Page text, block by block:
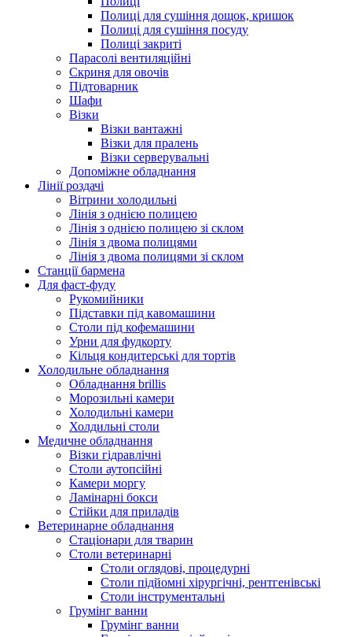
Полиці для сушіння дощок, кришок
Полиці для сушіння посуду
Полиці закриті
Парасолі вентиляційні
Скриня для овочів
Підтоварник
Шафи
Візки
Візки вантажні
Візки для пралень
Візки серверувальні
Допоміжне обладнання
Лінії роздачі
Вітрини холодильні
Лінія з однією полицею
Лінія з однією полицею зі склом
Лінія з двома полицями
Лінія з двома полицями зі склом
Станції бармена
Для фаст-фуду
Рукомийники
Підставки під кавомашини
Столи під кофемашини
Урни для фудкорту
Кільця кондитерські для тортів
Холодильне обладнання
Обладнання brillis
Морозильні камери
Холодильні камери
Холдильні столи
Медичне обладнання
Візки гідравлічні
Столи аутопсійні
Камери моргу
Ламінарні бокси
Стійки для приладів
Ветеринарне обладнання
Стаціонари для тварин
Столи ветеринарні
Столи оглядові, процедурні
Столи підйомні хірургічні, рентгенівські
Столи інструментальні
Грумінг ванни
Грумінг ванни